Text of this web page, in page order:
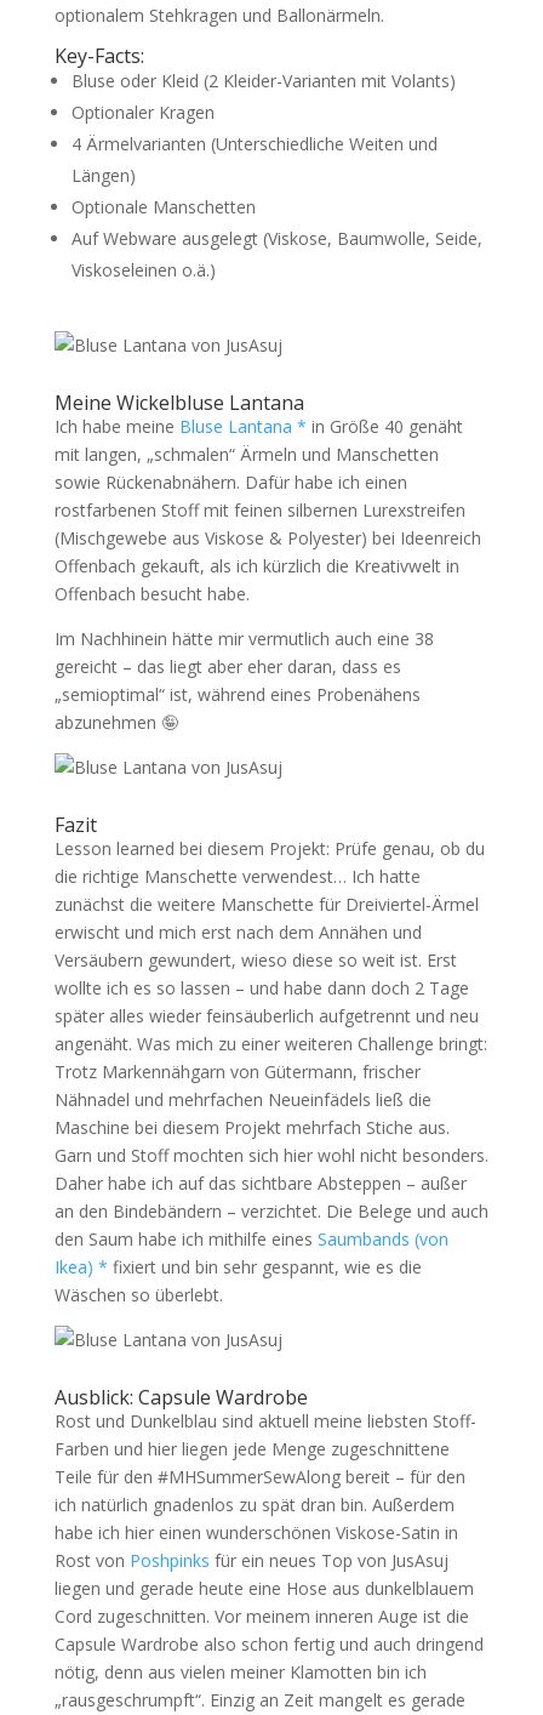
optionalem Stehkragen und Ballonärmeln.
Key-Facts:
Bluse oder Kleid (2 Kleider-Varianten mit Volants)
Optionaler Kragen
4 Ärmelvarianten (Unterschiedliche Weiten und
Längen)
Optionale Manschetten
Auf Webware ausgelegt (Viskose, Baumwolle, Seide,
Viskoseleinen o.ä.)
Meine Wickelbluse Lantana
Ich habe meine Bluse Lantana * in Größe 40 genäht
mit langen, „schmalen“ Ärmeln und Manschetten
sowie Rückenabnähern. Dafür habe ich einen
rostfarbenen Stoff mit feinen silbernen Lurexstreifen
(Mischgewebe aus Viskose & Polyester) bei Ideenreich
Offenbach gekauft, als ich kürzlich die Kreativwelt in
Offenbach besucht habe.
Im Nachhinein hätte mir vermutlich auch eine 38
gereicht – das liegt aber eher daran, dass es
„semioptimal“ ist, während eines Probenähens
abzunehmen 🤪
Fazit
Lesson learned bei diesem Projekt: Prüfe genau, ob du
die richtige Manschette verwendest… Ich hatte
zunächst die weitere Manschette für Dreiviertel-Ärmel
erwischt und mich erst nach dem Annähen und
Versäubern gewundert, wieso diese so weit ist. Erst
wollte ich es so lassen – und habe dann doch 2 Tage
später alles wieder feinsäuberlich aufgetrennt und neu
angenäht. Was mich zu einer weiteren Challenge bringt:
Trotz Markennähgarn von Gütermann, frischer
Nähnadel und mehrfachen Neueinfädels ließ die
Maschine bei diesem Projekt mehrfach Stiche aus.
Garn und Stoff mochten sich hier wohl nicht besonders.
Daher habe ich auf das sichtbare Absteppen – außer
an den Bindebändern – verzichtet. Die Belege und auch
den Saum habe ich mithilfe eines Saumbands (von
Ikea) * fixiert und bin sehr gespannt, wie es die
Wäschen so überlebt.
Ausblick: Capsule Wardrobe
Rost und Dunkelblau sind aktuell meine liebsten Stoff-
Farben und hier liegen jede Menge zugeschnittene
Teile für den #MHSummerSewAlong bereit – für den
ich natürlich gnadenlos zu spät dran bin. Außerdem
habe ich hier einen wunderschönen Viskose-Satin in
Rost von Poshpinks für ein neues Top von JusAsuj
liegen und gerade heute eine Hose aus dunkelblauem
Cord zugeschnitten. Vor meinem inneren Auge ist die
Capsule Wardrobe also schon fertig und auch dringend
nötig, denn aus vielen meiner Klamotten bin ich
„rausgeschrumpft“. Einzig an Zeit mangelt es gerade